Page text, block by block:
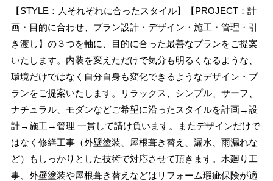
【STYLE：人それぞれに合ったスタイル】【PROJECT：計
画・目的に合わせ、プラン設計・デザイン・施工・管理・引
き渡し】の３つを軸に、目的に合った最善なプランをご提案
いたします。内装を変えただけで気分も明るくなるような、
環境だけではなく自分自身も変化できるようなデザイン・プ
ランをご提案いたします。リラックス、シンプル、サーフ、
ナチュラル、モダンなどご希望に沿ったスタイルを計画→設
計→施工→管理 一貫して請け負います。またデザインだけで
はなく修繕工事（外壁塗装、屋根葺き替え、漏水、雨漏れな
ど）もしっかりとした技術で対応させて頂きます。水廻り工
事、外壁塗装や屋根葺き替えなどはリフォーム瑕疵保険が適